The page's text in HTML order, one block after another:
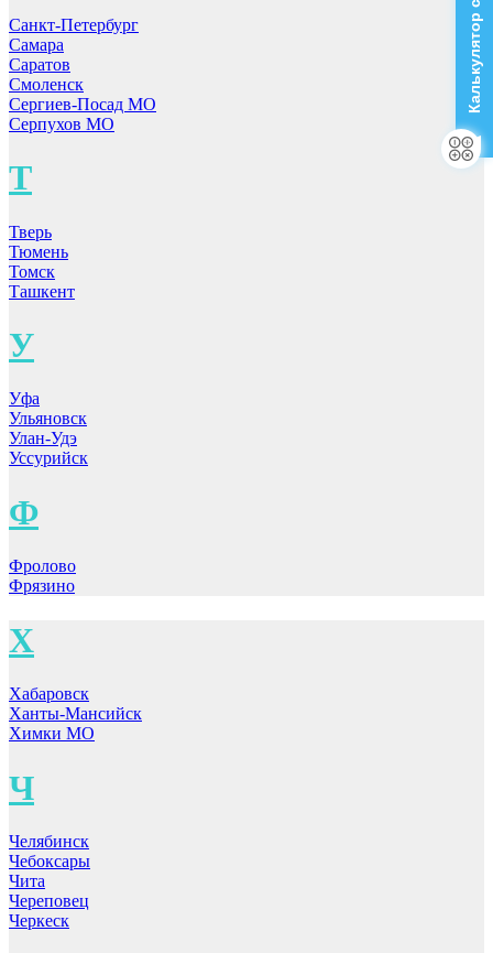
Санкт-Петербург
Самара
Саратов
Смоленск
Сергиев-Посад МО
Серпухов МО
Т
Тверь
Тюмень
Томск
Ташкент
У
Уфа
Ульяновск
Улан-Удэ
Уссурийск
Ф
Фролово
Фрязино
Х
Хабаровск
Ханты-Мансийск
Химки МО
Ч
Челябинск
Чебоксары
Чита
Череповец
Черкеск